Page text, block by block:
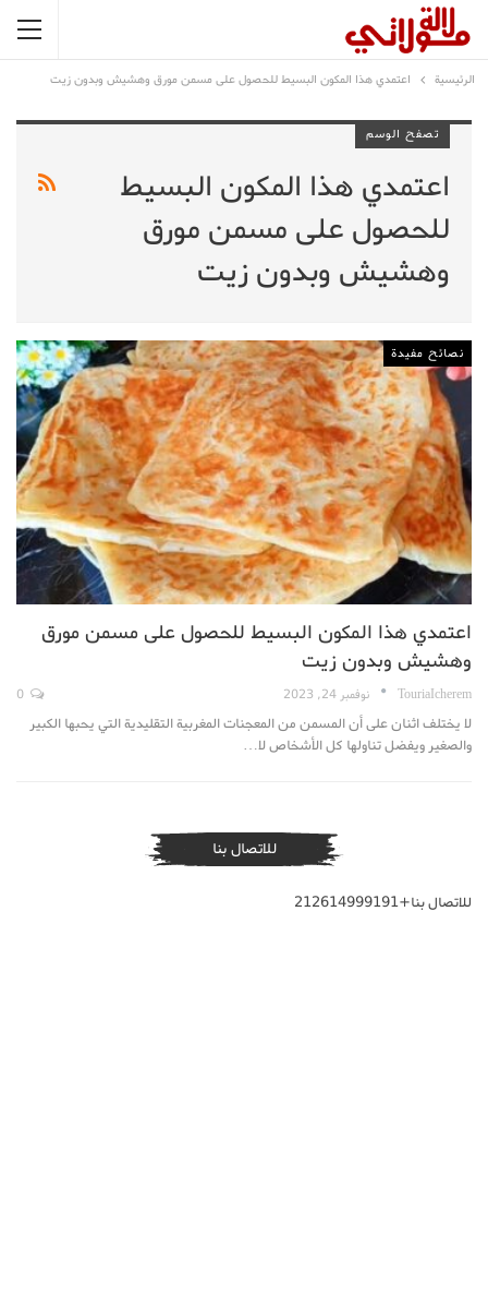
الرئيسية اعتمدي هذا المكون البسيط للحصول على مسمن مورق وهشيش وبدون زيت
تصفح الوسم
اعتمدي هذا المكون البسيط
للحصول على مسمن مورق
وهشيش وبدون زيت
نصائح مفيدة
اعتمدي هذا المكون البسيط للحصول على مسمن مورق
وهشيش وبدون زيت
TouriaIcherem نوفمبر 24, 2023
لا يختلف اثنان على أن المسمن من المعجنات المغربية التقليدية التي يحبها الكبير
والصغير ويفضل تناولها كل الأشخاص لا…
للاتصال بنا
للاتصال بنا+212614999191